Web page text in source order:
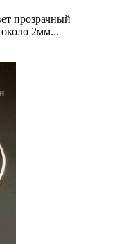
прозрачный
2мм...